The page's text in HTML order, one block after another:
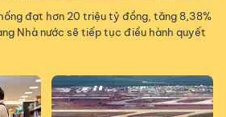
đạt hơn 20 triệu tỷ đồng, tăng 8,38%
Nhà nước sẽ tiếp tục điều hành quyết